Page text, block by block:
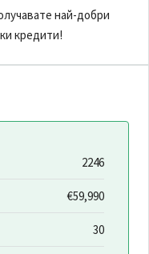
най-добри
кредити!
2246
€59,990
30